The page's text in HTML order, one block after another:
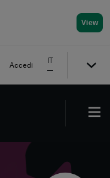
View
Accedi
IT